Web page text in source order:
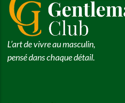
L’art de vivre au masculin,
pensé dans chaque détail.